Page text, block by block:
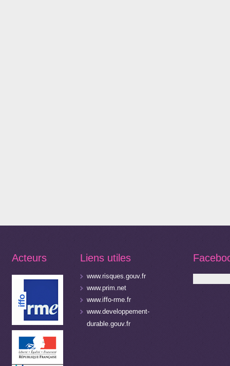
Acteurs Liens utiles
www.risques.gouv.fr
www.prim.net
www.iffo-rme.fr
www.developpement-
durable.gouv.fr